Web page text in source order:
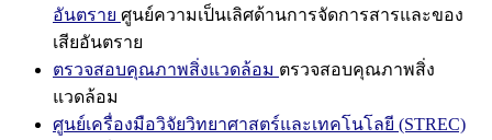
อันตราย ศูนย์ความเป็นเลิศด้านการจัดการสารและของ
เสียอันตราย
ตรวจสอบคุณภาพสิ่งแวดล้อม ตรวจสอบคุณภาพสิ่ง
แวดล้อม
ศูนย์เครื่องมือวิจัยวิทยาศาสตร์และเทคโนโลยี (STREC)